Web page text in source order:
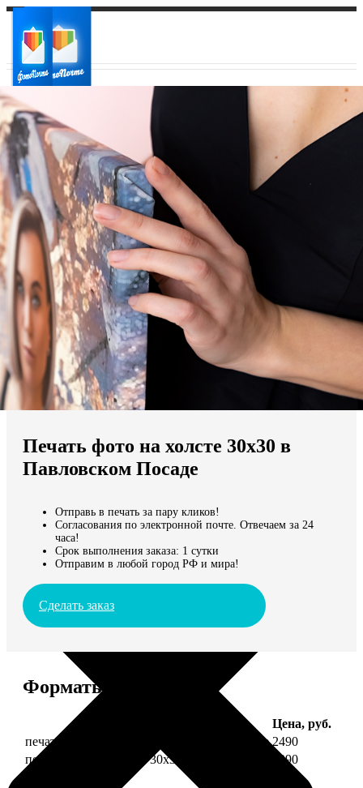
Ваш город:
Ваш регион доставки
Выберите из списка:
Мы доставляем по всему миру
Продолжить без города
Печать фото на холсте 30х30 в
Павловском Посаде
Отправь в печать за пару кликов!
Согласования по электронной почте. Отвечаем за 24
часа!
Срок выполнения заказа: 1 сутки
Отправим в любой город РФ и мира!
Сделать заказ
Форматы и цены
Цена, руб.
печать фото на холсте 30х30 на подрамнике 2490
печать фото на холсте 30х30 в раме
4990